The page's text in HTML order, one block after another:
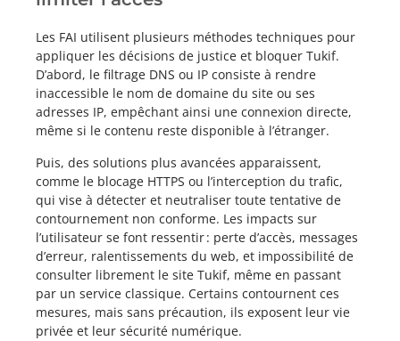
Les FAI utilisent plusieurs méthodes techniques pour
appliquer les décisions de justice et bloquer Tukif.
D’abord, le filtrage DNS ou IP consiste à rendre
inaccessible le nom de domaine du site ou ses
adresses IP, empêchant ainsi une connexion directe,
même si le contenu reste disponible à l’étranger.
Puis, des solutions plus avancées apparaissent,
comme le blocage HTTPS ou l’interception du trafic,
qui vise à détecter et neutraliser toute tentative de
contournement non conforme. Les impacts sur
l’utilisateur se font ressentir : perte d’accès, messages
d’erreur, ralentissements du web, et impossibilité de
consulter librement le site Tukif, même en passant
par un service classique. Certains contournent ces
mesures, mais sans précaution, ils exposent leur vie
privée et leur sécurité numérique.